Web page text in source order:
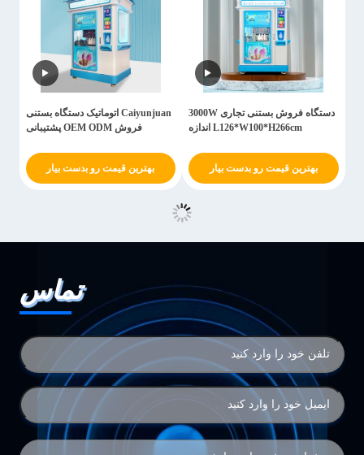
دستگاه فروش بستنی تجاری 3000W
L126*W100*H266cm اندازه
بهترین قیمت رو بدست بیار
Caiyunjuan اتوماتیک دستگاه بستنی
فروش OEM ODM پشتیبانی
بهترین قیمت رو بدست بیار
تماس